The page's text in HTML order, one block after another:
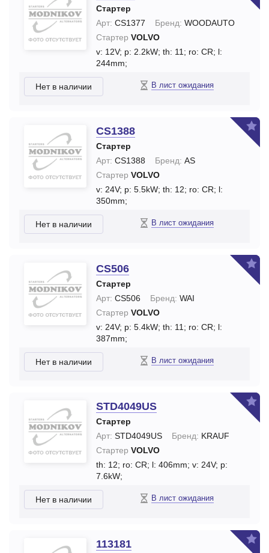
Стартер
Арт: CS1377 Бренд: WOODAUTO
Стартер VOLVO
v: 12V; p: 2.2kW; th: 11; ro: CR; l:
244mm;
Нет в наличии В лист ожидания
CS1388
Стартер
Арт: CS1388 Бренд: AS
Стартер VOLVO
v: 24V; p: 5.5kW; th: 12; ro: CR; l:
350mm;
Нет в наличии В лист ожидания
CS506
Стартер
Арт: CS506 Бренд: WAI
Стартер VOLVO
v: 24V; p: 5.4kW; th: 11; ro: CR; l:
387mm;
Нет в наличии В лист ожидания
STD4049US
Стартер
Арт: STD4049US Бренд: KRAUF
Стартер VOLVO
th: 12; ro: CR; l: 406mm; v: 24V; p:
7.6kW;
Нет в наличии В лист ожидания
113181